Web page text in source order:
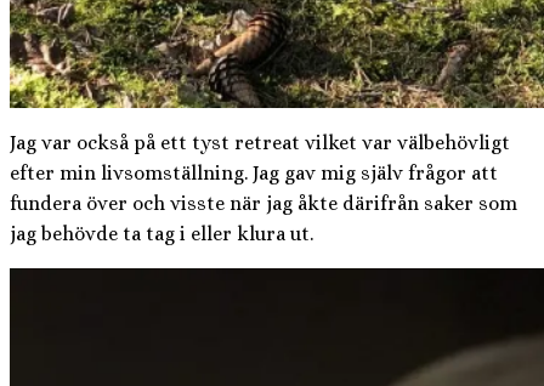
Jag var också på ett tyst retreat vilket var välbehövligt
efter min livsomställning. Jag gav mig själv frågor att
fundera över och visste när jag åkte därifrån saker som
jag behövde ta tag i eller klura ut.